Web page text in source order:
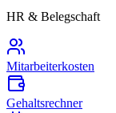
HR & Belegschaft
Mitarbeiterkosten
Gehaltsrechner